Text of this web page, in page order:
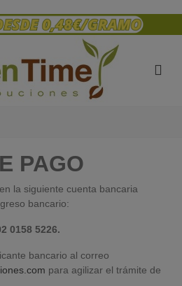
PAGO
la siguiente cuenta bancaria
bancario:
0158 5226.
bancario al correo
para agilizar el trámite de